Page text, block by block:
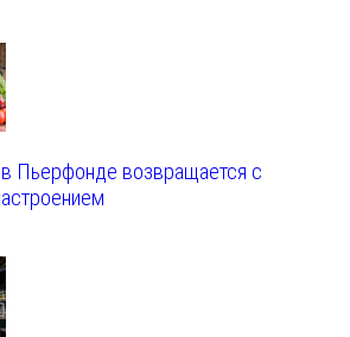
Пьерфонде возвращается с